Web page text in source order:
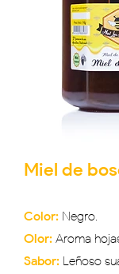
Miel de
Color: Negro.
Olor: Aroma
Sabor: Leñoso